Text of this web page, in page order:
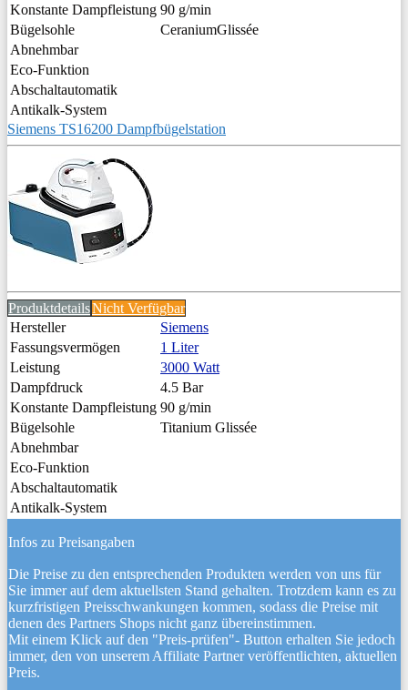
Konstante Dampfleistung 90 g/min
Bügelsohle
CeraniumGlissée
Abnehmbar
Eco-Funktion
Abschaltautomatik
Antikalk-System
Siemens TS16200 Dampfbügelstation
ProduktdetailsNicht Verfügbar
Hersteller
Siemens
Fassungsvermögen
1 Liter
Leistung
3000 Watt
Dampfdruck
4.5 Bar
Konstante Dampfleistung 90 g/min
Bügelsohle
Titanium Glissée
Abnehmbar
Eco-Funktion
Abschaltautomatik
Antikalk-System
Infos zu Preisangaben
Die Preise zu den entsprechenden Produkten werden von uns für
Sie immer auf dem aktuellsten Stand gehalten. Trotzdem kann es zu
kurzfristigen Preisschwankungen kommen, sodass die Preise mit
denen des Partners Shops nicht ganz übereinstimmen.
Mit einem Klick auf den "Preis-prüfen"- Button erhalten Sie jedoch
immer, den von unserem Affiliate Partner veröffentlichten, aktuellen
Preis.